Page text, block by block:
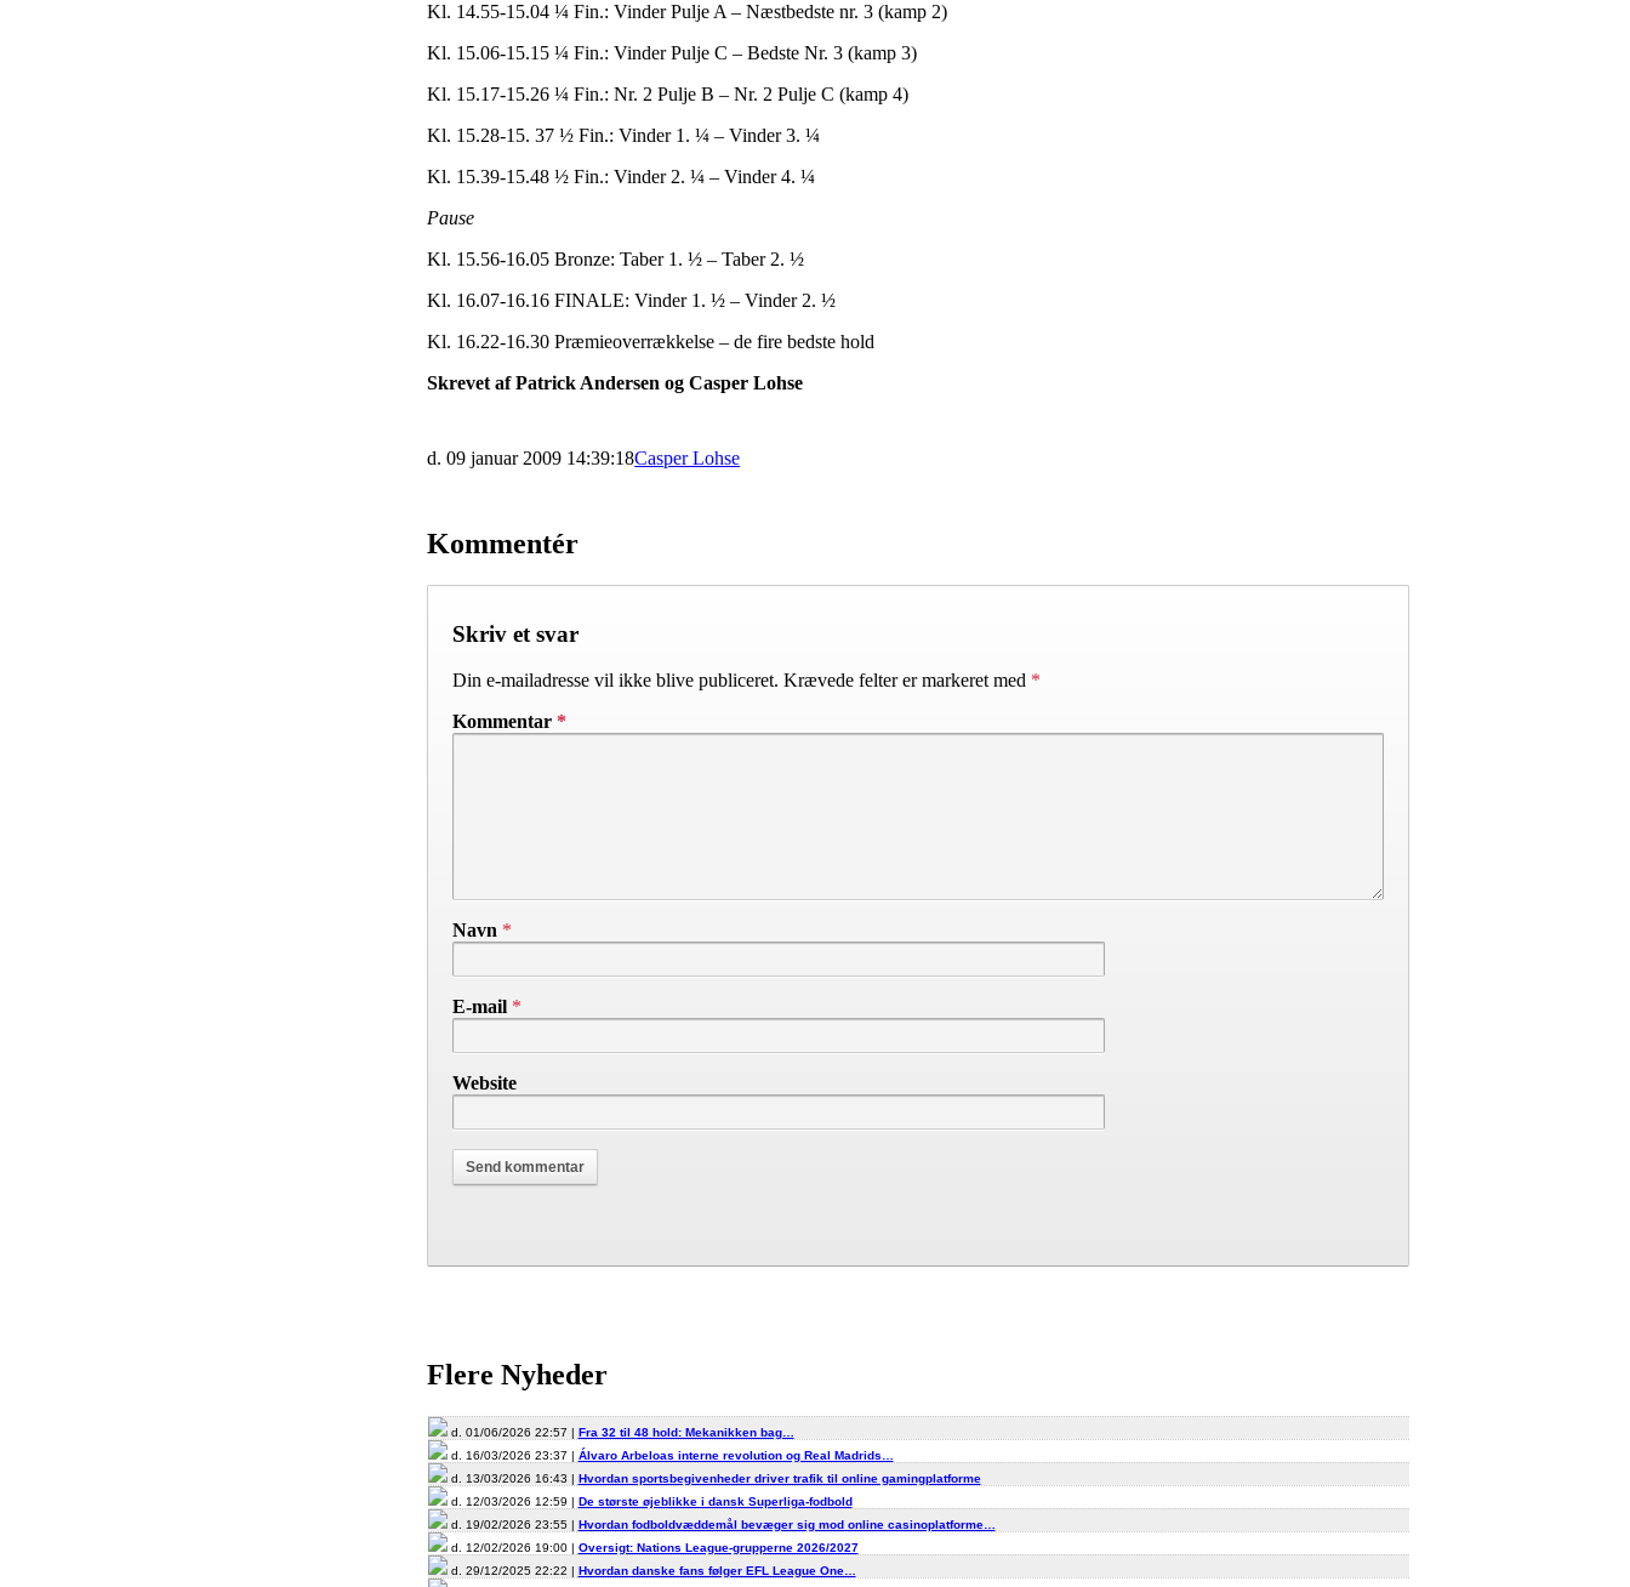
Kl. 14.55-15.04 ¼ Fin.: Vinder Pulje A – Næstbedste nr. 3 (kamp 2)
Kl. 15.06-15.15 ¼ Fin.: Vinder Pulje C – Bedste Nr. 3 (kamp 3)
Kl. 15.17-15.26 ¼ Fin.: Nr. 2 Pulje B – Nr. 2 Pulje C (kamp 4)
Kl. 15.28-15. 37 ½ Fin.: Vinder 1. ¼ – Vinder 3. ¼
Kl. 15.39-15.48 ½ Fin.: Vinder 2. ¼ – Vinder 4. ¼
Pause
Kl. 15.56-16.05 Bronze: Taber 1. ½ – Taber 2. ½
Kl. 16.07-16.16 FINALE: Vinder 1. ½ – Vinder 2. ½
Kl. 16.22-16.30 Præmieoverrækkelse – de fire bedste hold
Skrevet af Patrick Andersen og Casper Lohse
d. 09 januar 2009 14:39:18Casper Lohse
Kommentér
Skriv et svar
Din e-mailadresse vil ikke blive publiceret. Krævede felter er markeret med *
Kommentar *
Navn *
E-mail *
Website
Flere Nyheder
d. 01/06/2026 22:57 | Fra 32 til 48 hold: Mekanikken bag…
d. 16/03/2026 23:37 | Álvaro Arbeloas interne revolution og Real Madrids…
d. 13/03/2026 16:43 | Hvordan sportsbegivenheder driver trafik til online gamingplatforme
d. 12/03/2026 12:59 | De største øjeblikke i dansk Superliga-fodbold
d. 19/02/2026 23:55 | Hvordan fodboldvæddemål bevæger sig mod online casinoplatforme…
d. 12/02/2026 19:00 | Oversigt: Nations League-grupperne 2026/2027
d. 29/12/2025 22:22 | Hvordan danske fans følger EFL League One…